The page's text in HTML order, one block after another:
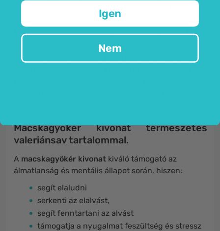
valeriána, Európa-szerte rendkívül népszerű
növény. Az alvást támogató képessége miatt
of dreams''néven is emlegetik, ami azt jelenti, hogy
az álmok gyógynövénye.
A FutuNatura márkájú
Macskagyökér tabletták
Macskagyökér kivonat természetes
valeriánsav tartalommal.
A macskagyökér kivonat kiváló támogató az
álmatlanság és mentális állapot során, hiszen:
segít elaludni
serkenti az elalvást,
segít fenntartani az alvást
támogatja a nyugalmat feszültség és stressz
Igen
Nem